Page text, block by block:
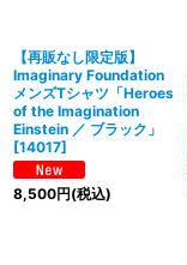
【再販なし限定版】
Imaginary Foundation
メンズTシャツ「Heroes
of the Imagination
Einstein ／ ブラック」
[14017]
8,500円(税込)